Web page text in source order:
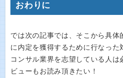
おわりに
では次の記事では、そこから具体
に内定を獲得するために行なった
コンサル業界を志望している人は
ビューもお読み頂きたい！